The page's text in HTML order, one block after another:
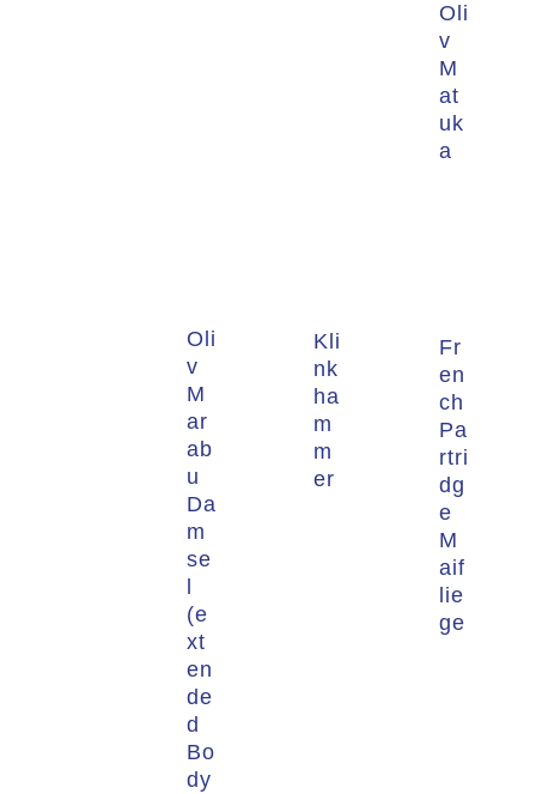
Oli
v
M
at
uk
a
Oli
v
M
ar
ab
u
Da
m
se
(e
xt
en
de
d
Bo
dy
Kli
nk
ha
m
m
er
Fr
en
ch
Pa
rtri
dg
e
M
aif
lie
ge